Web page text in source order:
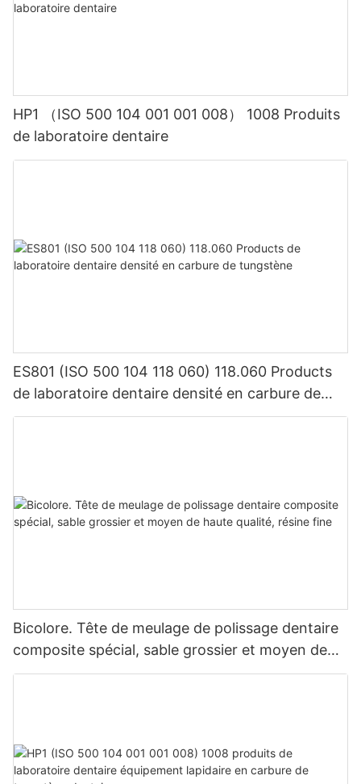
HP1 （ISO 500 104 001 001 008） 1008 Produits
de laboratoire dentaire
ES801 (ISO 500 104 118 060) 118.060 Products
de laboratoire dentaire densité en carbure de
tungstène
Bicolore. Tête de meulage de polissage dentaire
composite spécial, sable grossier et moyen de
haute qualité, résine fine